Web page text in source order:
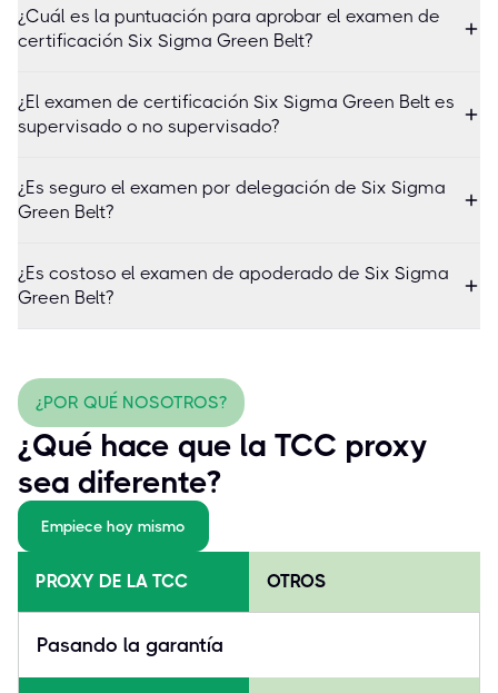
¿Cuál es la puntuación para aprobar el examen de
certificación Six Sigma Green Belt?
¿El examen de certificación Six Sigma Green Belt es
supervisado o no supervisado?
¿Es seguro el examen por delegación de Six Sigma
Green Belt?
¿Es costoso el examen de apoderado de Six Sigma
Green Belt?
¿POR QUÉ NOSOTROS?
¿Qué hace que la TCC proxy
sea diferente?
Empiece hoy mismo
PROXY DE LA TCC OTROS
Pasando la garantía